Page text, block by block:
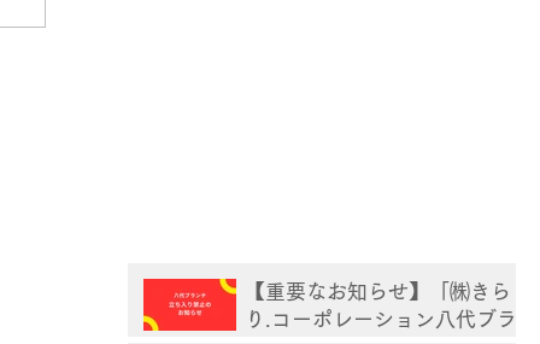
【重要なお知らせ】「㈱きら
り.コーポレーション八代ブラ